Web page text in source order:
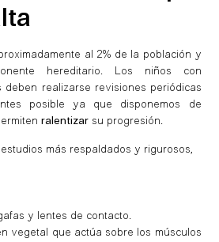
al 2% de la población y
hereditario. Los niños con
deben realizarse revisiones periódicas
posible ya que disponemos de
ralentizar su progresión.
más respaldados y rigurosos,
y lentes de contacto.
vegetal que actúa sobre los músculos